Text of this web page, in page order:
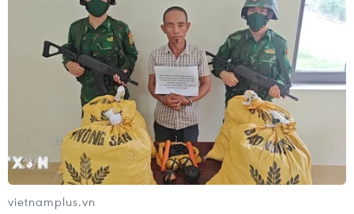
vietnamplus.vn